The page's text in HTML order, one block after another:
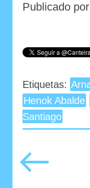
Publicado
Etiquetas:
Henok Abalde
Santiago